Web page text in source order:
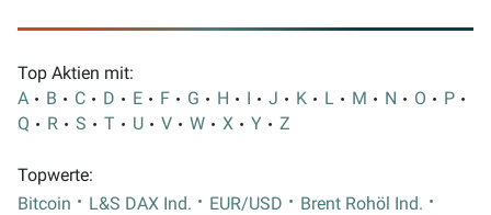
Top Aktien mit:
A
B C D E F G H I J K L M N O
P
Q
R S T U V W X Y Z
Topwerte:
Bitcoin
L&S DAX Ind. EUR/USD
Brent Rohöl Ind.